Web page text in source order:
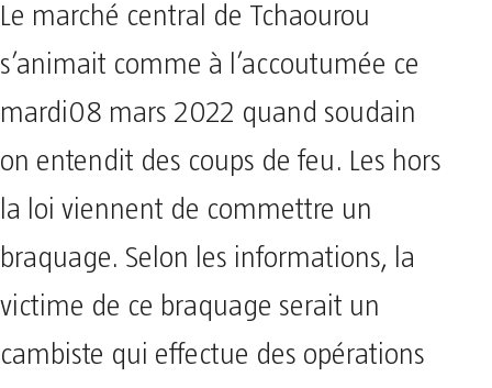
Le marché central de Tchaourou
s’animait comme à l’accoutumée ce
mardi08 mars 2022 quand soudain
on entendit des coups de feu. Les hors
la loi viennent de commettre un
braquage. Selon les informations, la
victime de ce braquage serait un
cambiste qui effectue des opérations